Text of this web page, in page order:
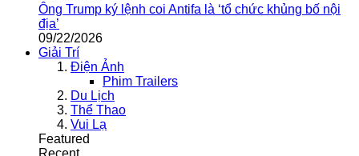
Ông Trump ký lệnh coi Antifa là ‘tổ chức khủng bố nội
địa’
09/22/2026
Giải Trí
Điện Ảnh
Phim Trailers
Du Lịch
Thể Thao
Vui Lạ
Featured
Recent